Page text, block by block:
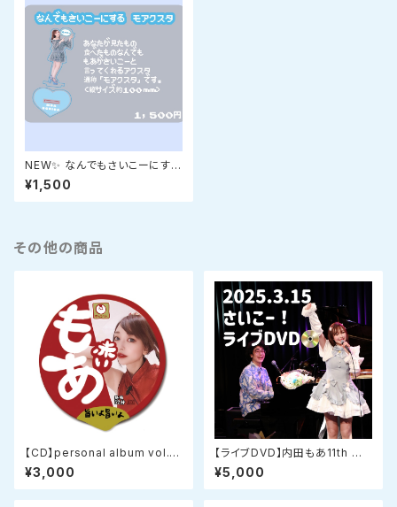
NEW✨ なんでもさいこーにする
モアクスタ
¥1,500
その他の商品
【CD】personal album vol.7
『赤いおもひで』 復刻限定濃旨
盤
¥3,000
【ライブDVD】内田もあ11th Me
morial Live『もあもあとみんな
の さいこー！ライブ』
¥5,000